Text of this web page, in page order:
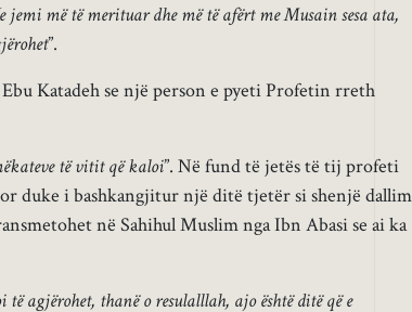
jemi më të merituar dhe më të afërt me Musain sesa ata,
”.
Katadeh se një person e pyeti Profetin rreth
të vitit që kaloi”. Në fund të jetës të tij profeti
duke i bashkangjitur një ditë tjetër si shenjë
në Sahihul Muslim nga Ibn Abasi se ai ka
agjërohet, thanë o resulalllah, ajo është ditë që e